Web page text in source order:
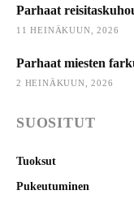
Parhaat
11 HEINÄKUUN, 2026
Parhaat miesten
2 HEINÄKUUN, 2026
SUOSITUT
Tuoksut
Pukeutuminen